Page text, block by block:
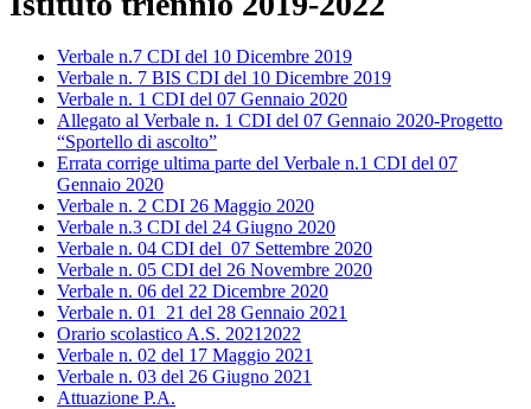
Verbale n.7 CDI del 10 Dicembre 2019
Verbale n. 7 BIS CDI del 10 Dicembre 2019
Verbale n. 1 CDI del 07 Gennaio 2020
Allegato al Verbale n. 1 CDI del 07 Gennaio 2020-Progetto
“Sportello di ascolto”
Errata corrige ultima parte del Verbale n.1 CDI del 07
Gennaio 2020
Verbale n. 2 CDI 26 Maggio 2020
Verbale n.3 CDI del 24 Giugno 2020
Verbale n. 04 CDI del 07 Settembre 2020
Verbale n. 05 CDI del 26 Novembre 2020
Verbale n. 06 del 22 Dicembre 2020
Verbale n. 01_21 del 28 Gennaio 2021
Orario scolastico A.S. 20212022
Verbale n. 02 del 17 Maggio 2021
Verbale n. 03 del 26 Giugno 2021
Attuazione P.A.